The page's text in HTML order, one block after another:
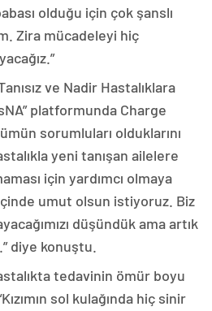
olduğu için çok şanslı
Zira mücadeleyi hiç
ve Nadir Hastalıklara
platformunda Charge
sorumluları olduklarını
yeni tanışan ailelere
için yardımcı olmaya
umut olsun istiyoruz. Biz
düşündük ama artık
diye konuştu.
tedavinin ömür boyu
sol kulağında hiç sinir